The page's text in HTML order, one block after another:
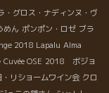
・グロス・ナディンヌ・ヴ
めん ポンポン・ロゼ ブラ
2018 Lapalu Alma
Cuvée OSE 2018 ボジョ
・リショームワイン会 クロ